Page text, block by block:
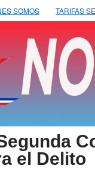
SOMOS TARIFAS
el Delito